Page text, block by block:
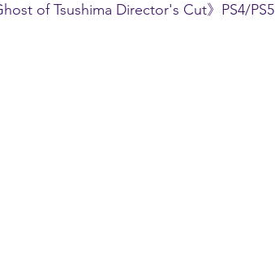
of Tsushima Director's Cut》PS4/PS5